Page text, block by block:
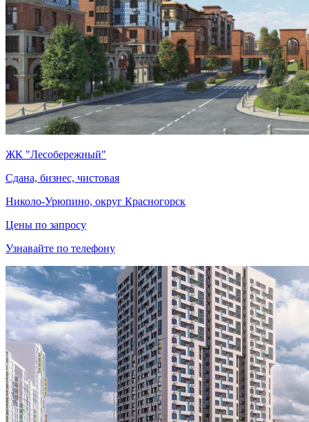
ЖК "Лесобережный"
Сдана, бизнес, чистовая
Николо-Урюпино, округ Красногорск
Цены по запросу
Узнавайте по телефону